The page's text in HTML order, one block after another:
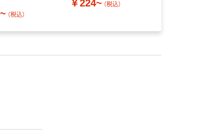
（税込）
￥224~ （税込）